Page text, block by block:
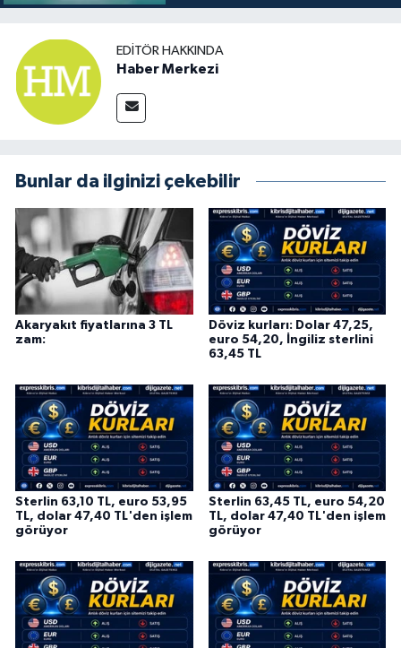
EDITÖR HAKKINDA
Haber Merkezi
Bunlar da ilginizi çekebilir
Akaryakıt fiyatlarına 3 TL
zam:
Döviz kurları: Dolar 47,25,
euro 54,20, İngiliz sterlini
63,45 TL
Sterlin 63,10 TL, euro 53,95
TL, dolar 47,40 TL'den işlem
görüyor
Sterlin 63,45 TL, euro 54,20
TL, dolar 47,40 TL'den işlem
görüyor